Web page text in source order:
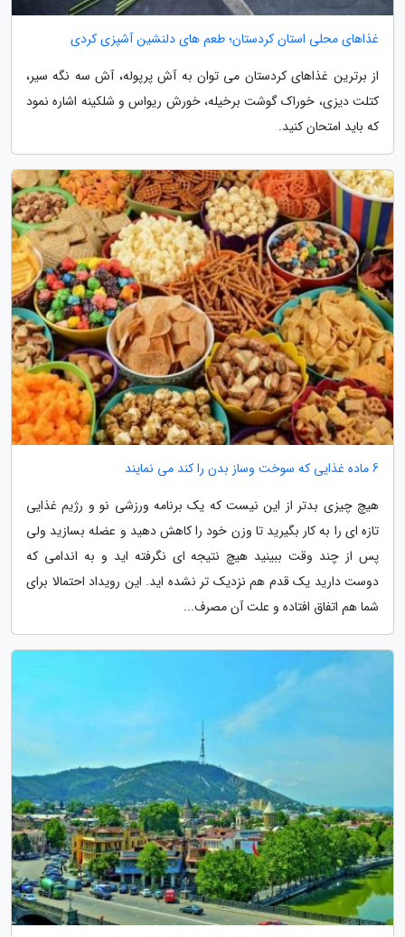
غذاهای محلی استان کردستان؛ طعم های دلنشین آشپزی کردی
از برترین غذاهای کردستان می توان به آش پرپوله، آش سه نگه سیر،
کتلت دیزی، خوراک گوشت برخیله، خورش ریواس و شلکینه اشاره نمود
که باید امتحان کنید.
6 ماده غذایی که سوخت وساز بدن را کند می نمایند
هیچ چیزی بدتر از این نیست که یک برنامه ورزشی نو و رژیم غذایی
تازه ای را به کار بگیرید تا وزن خود را کاهش دهید و عضله بسازید ولی
پس از چند وقت ببینید هیچ نتیجه ای نگرفته اید و به اندامی که
دوست دارید یک قدم هم نزدیک تر نشده اید. این رویداد احتمالا برای
شما هم اتفاق افتاده و علت آن مصرف...